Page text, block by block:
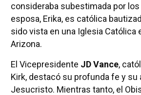
consideraba subestimada por
esposa, Erika, es católica
sido vista en una Iglesia Católica
Arizona.
El Vicepresidente JD Vance,
Kirk, destacó su profunda fe y su
Jesucristo. Mientras tanto, el